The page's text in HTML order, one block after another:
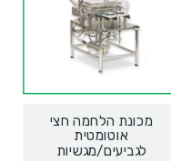
מכונת הלחמה חצי
אוטומטית
לגביעים/מגשיות